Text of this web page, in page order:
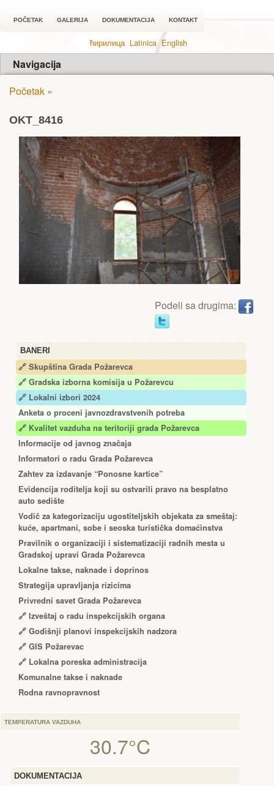
POČETAK GALERIJA DOKUMENTACIJA KONTAKT
ћирилица Latinica English
Navigacija
BANERI
🔗 Skupština Grada Požarevca
🔗 Gradska izborna komisija u Požarevcu
🔗 Lokalni izbori 2024
Anketa o proceni javnozdravstvenih potreba
🔗 Kvalitet vazduha na teritoriji grada Požarevca
Informacije od javnog značaja
Informatori o radu Grada Požarevca
Zahtev za izdavanje “Ponosne kartice”
Еvidencija roditelja koji su ostvarili pravo na besplatno
auto sedište
Vodič za kategorizaciju ugostiteljskih objekata za smeštaj:
kuće, apartmani, sobe i seoska turistička domaćinstva
Pravilnik o organizaciji i sistematizaciji radnih mesta u
Gradskoj upravi Grada Požarevca
Lokalne takse, naknade i doprinos
Strategija upravljanja rizicima
Privredni savet Grada Požarevca
🔗 Izveštaj o radu inspekcijskih organa
🔗 Godišnji planovi inspekcijskih nadzora
🔗 GIS Požarevac
🔗 Lokalna poreska administracija
Komunalne takse i naknade
Rodna ravnopravnost
Početak »
OKT_8416
Podeli sa drugima:
TEMPERATURA VAZDUHA
30.7°C
DOKUMENTACIJA